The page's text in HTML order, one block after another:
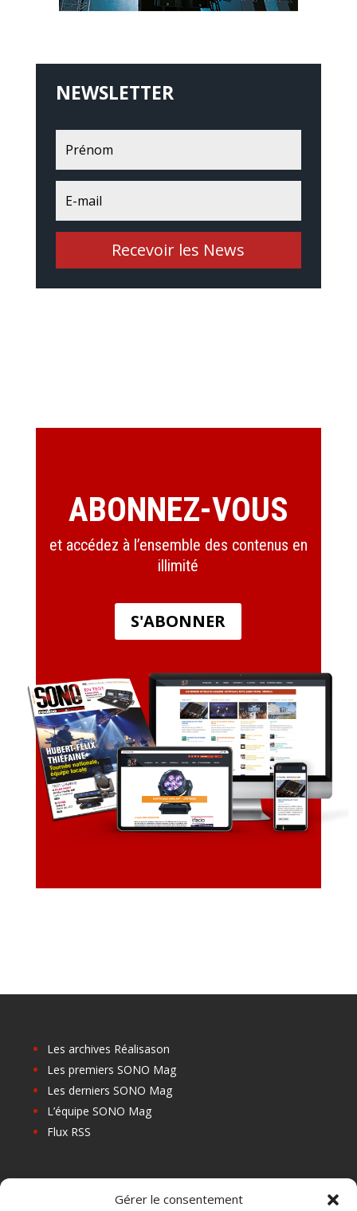
Gérer le consentement
NEWSLETTER
Recevoir les News
ABONNEZ-VOUS
et accédez à l’ensemble des contenus en
illimité
S'ABONNER
Les archives Réalisason
Les premiers SONO Mag
Les derniers SONO Mag
L’équipe SONO Mag
Flux RSS